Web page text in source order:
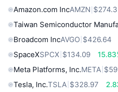
Amazon.com IncAMZN
Taiwan Semiconductor
Broadcom IncAVGO $426.64
SpaceXSPCX $134.09
Meta Platforms, Inc.META
Tesla, Inc.TSLA $328.97